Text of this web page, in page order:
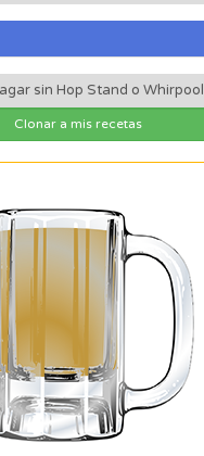
sin Hop Stand o Whirpool
Clonar a mis recetas